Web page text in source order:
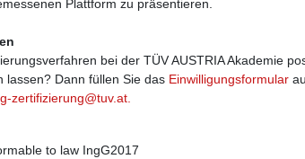
Plattform zu präsentieren.
bei der TÜV AUSTRIA Akademie
lassen? Dann füllen Sie das Einwilligungsformular
zertifizierung@tuv.at.
to law IngG2017